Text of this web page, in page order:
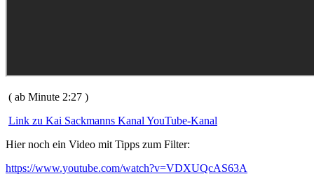
( ab Minute 2:27 )
Link zu Kai Sackmanns Kanal YouTube-Kanal
Hier noch ein Video mit Tipps zum Filter:
https://www.youtube.com/watch?v=VDXUQcAS63A